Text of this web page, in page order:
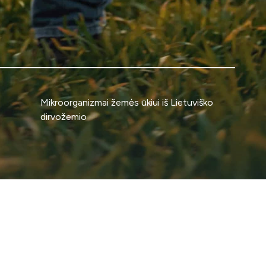
Mikroorganizmai žemės ūkiui iš Lietuviško
dirvožemio